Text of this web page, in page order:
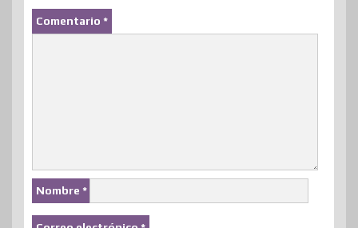
Comentario *
Nombre *